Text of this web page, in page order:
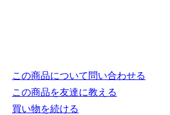
この商品について問い合わせる
この商品を友達に教える
買い物を続ける